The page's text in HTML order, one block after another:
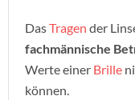
DasTragen der
fachmännische
Werte einer Brille
können.